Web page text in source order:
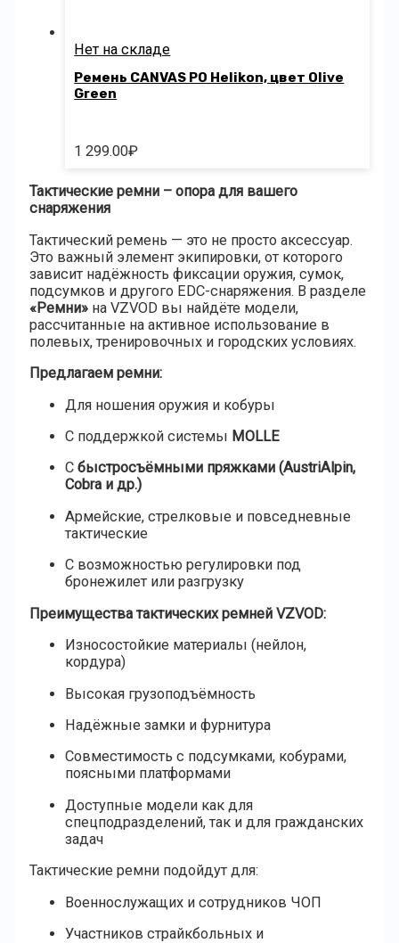
Нет на складе
Ремень CANVAS PO Helikon, цвет Olive
Green
1 299.00₽
Тактические ремни – опора для вашего
снаряжения
Тактический ремень — это не просто аксессуар.
Это важный элемент экипировки, от которого
зависит надёжность фиксации оружия, сумок,
подсумков и другого EDC-снаряжения. В разделе
«Ремни» на VZVOD вы найдёте модели,
рассчитанные на активное использование в
полевых, тренировочных и городских условиях.
Предлагаем ремни:
Для ношения оружия и кобуры
С поддержкой системы MOLLE
Сбыстросъёмными пряжками (AustriAlpin,
Cobra и др.)
Армейские, стрелковые и повседневные
тактические
С возможностью регулировки под
бронежилет или разгрузку
Преимущества тактических ремней VZVOD:
Износостойкие материалы (нейлон,
кордура)
Высокая грузоподъёмность
Надёжные замки и фурнитура
Совместимость с подсумками, кобурами,
поясными платформами
Доступные модели как для
спецподразделений, так и для гражданских
задач
Тактические ремни подойдут для:
Военнослужащих и сотрудников ЧОП
Участников страйкбольных и